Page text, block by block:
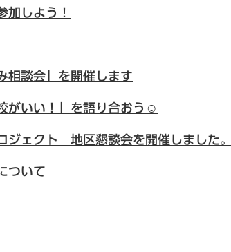
加しよう！
相談会」を開催します
がいい！」を語り合おう☺
ジェクト 地区懇談会を開催しました。
ついて